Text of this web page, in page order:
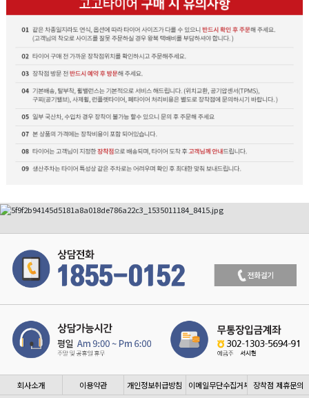
회사소개 이용약관 개인정보취급방침 이메일무단수집거부 장착점 제휴문의